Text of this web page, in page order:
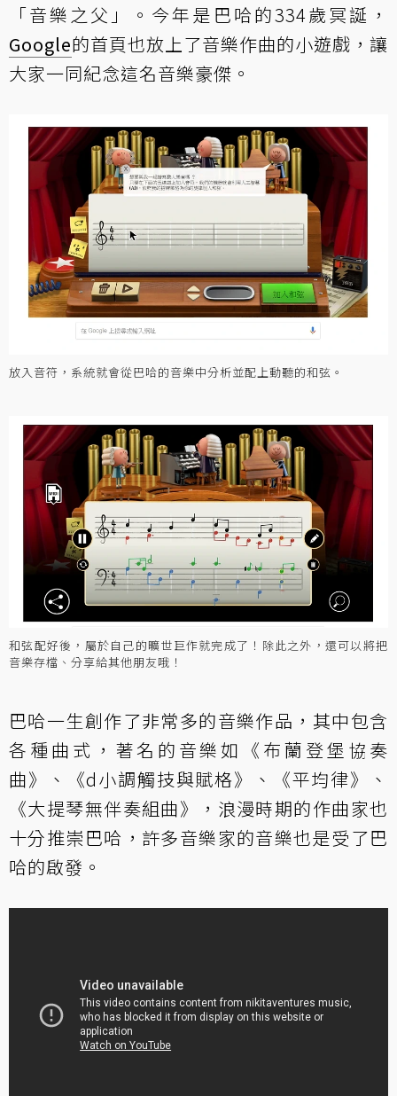
「音樂之父」。今年是巴哈的334歲冥誕，
Google的首頁也放上了音樂作曲的小遊戲，讓
大家一同紀念這名音樂豪傑。
放入音符，系統就會從巴哈的音樂中分析並配上動聽的和弦。
和弦配好後，屬於自己的曠世巨作就完成了！除此之外，還可以將把
音樂存檔、分享給其他朋友哦！
巴哈一生創作了非常多的音樂作品，其中包含
各種曲式，著名的音樂如《布蘭登堡協奏
曲》、《d小調觸技與賦格》、《平均律》、
《大提琴無伴奏組曲》，浪漫時期的作曲家也
十分推崇巴哈，許多音樂家的音樂也是受了巴
哈的啟發。